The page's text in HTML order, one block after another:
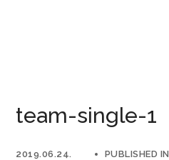
team-single-1
2019.06.24. PUBLISHED IN